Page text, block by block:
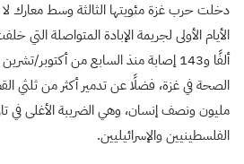
دخلت حرب غزة مئويتها الثالثة وسط معارك
ألفًا و143 إصابة منذ السابع من
الصحة في غزة، فضلًا عن تدمير أكثر من ثلثي
مليون ونصف إنسان، وهي الضريبة الأغلى في
الفلسطينيين والإسرائيليين.